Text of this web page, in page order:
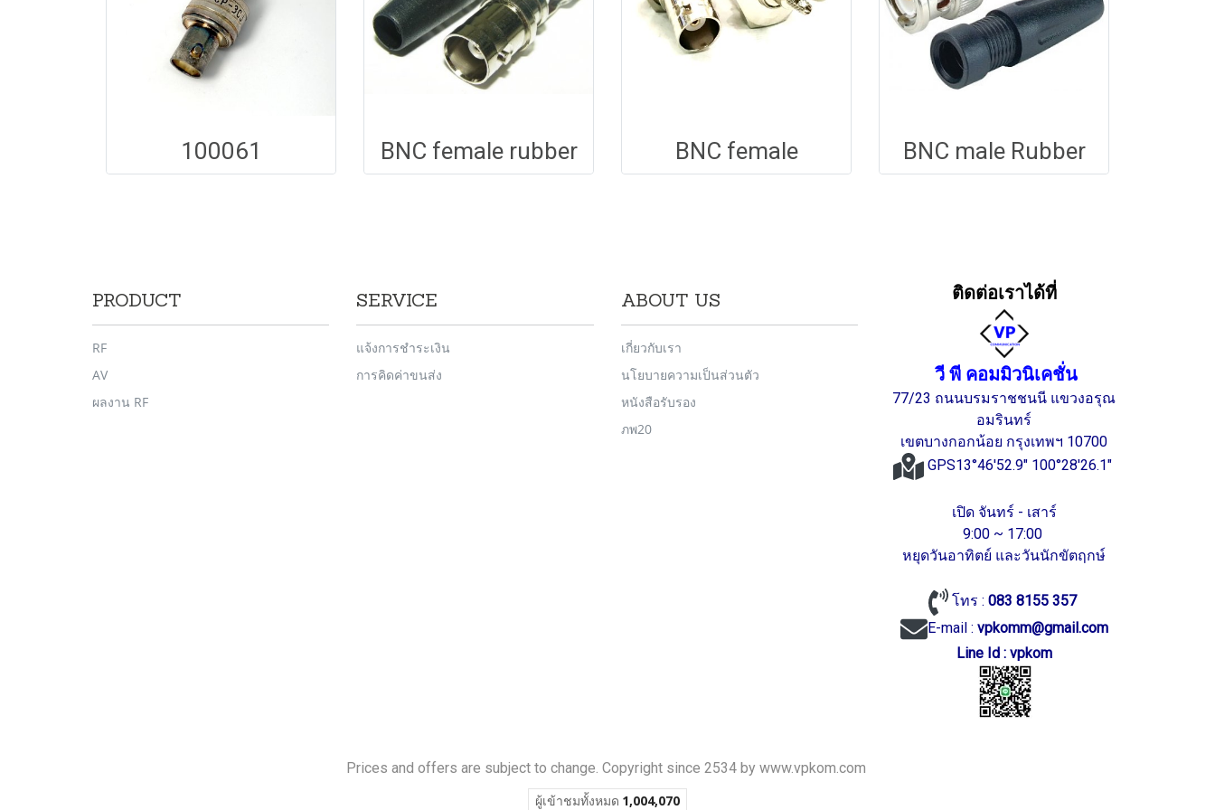
100061 BNC female rubber BNC female BNC male Rubber
PRODUCT
RF
AV
ผลงาน RF
SERVICE
แจ้งการชำระเงิน
การคิดค่าขนส่ง
ABOUT US
เกี่ยวกับเรา
นโยบายความเป็นส่วนตัว
หนังสือรับรอง
ภพ20
ติดต่อเราได้ที่
วี พี คอมมิวนิเคชั่น
77/23 ถนนบรมราชชนนี แขวงอรุณ
อมรินทร์
เขตบางกอกน้อย กรุงเทพฯ 10700
GPS13°46'52.9" 100°28'26.1"
เปิด จันทร์ - เสาร์
9:00 ~ 17:00
หยุดวันอาทิตย์ และวันนักขัตฤกษ์
โทร : 083 8155 357
E-mail : vpkomm@gmail.com
Line Id : vpkom
Prices and offers are subject to change. Copyright since 2534 by www.vpkom.com
ผู้เข้าชมวันนี้
1,261